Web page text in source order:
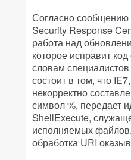
Согласно сообщению
Security Response
работа над
которое исправит
словам
состоит в том, что
некорректно
символ %, передает
ShellExecute,
исполняемых
обработка URI